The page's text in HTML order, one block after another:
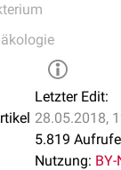
Letzter Edit:
28.05.2018,
5.819 Aufrufe
Nutzung: BY-